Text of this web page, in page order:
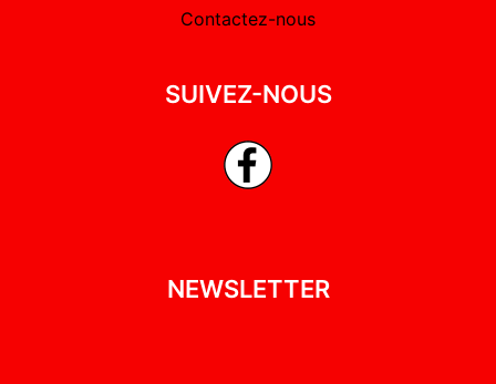
Contactez-nous
SUIVEZ-NOUS
NEWSLETTER